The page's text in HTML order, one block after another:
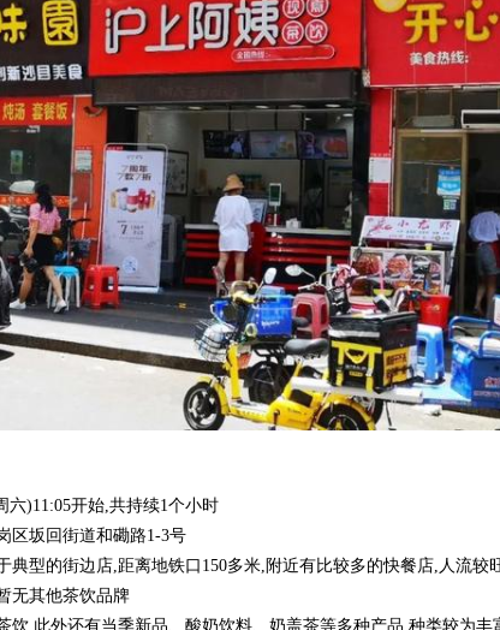
六)11:05开始,共持续1个小时
区坂回街道和磡路1-3号
典型的街边店,距离地铁口150多米,附近有比较多的快餐店,人流较
无其他茶饮品牌
饮,此外还有当季新品、酸奶饮料、奶盖茶等多种产品,种类较为丰